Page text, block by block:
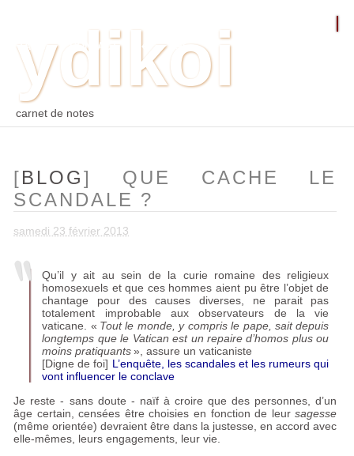
TAGS
CONTACT ⛵︎
ydikoi
carnet de notes
[BLOG] QUE CACHE LE
SCANDALE ?
samedi 23 février 2013
Qu’il y ait au sein de la curie romaine des religieux
homosexuels et que ces hommes aient pu être l’objet de
chantage pour des causes diverses, ne parait pas
totalement improbable aux observateurs de la vie
vaticane. « Tout le monde, y compris le pape, sait depuis
longtemps que le Vatican est un repaire d’homos plus ou
moins pratiquants », assure un vaticaniste
[Digne de foi] L’enquête, les scandales et les rumeurs qui
vont influencer le conclave
Je reste - sans doute - naïf à croire que des personnes, d’un
âge certain, censées être choisies en fonction de leursagesse
(même orientée) devraient être dans la justesse, en accord avec
elle-mêmes, leurs engagements, leur vie.